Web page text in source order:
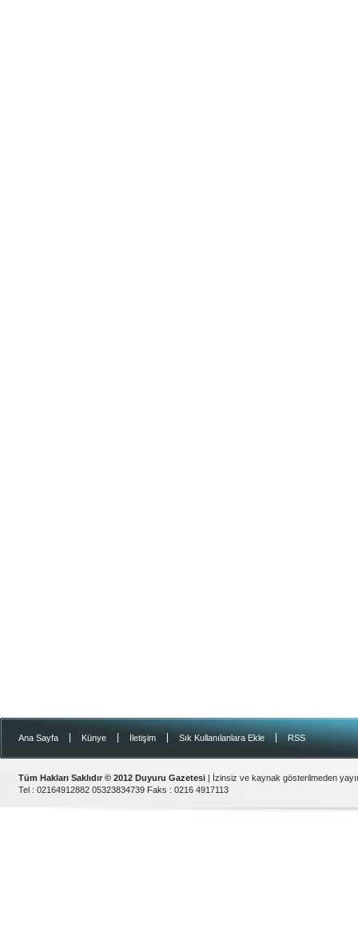
Ana Sayfa Künye İletişim Sık Kullanılanlara Ekle | RSS
Tüm Hakları Saklıdır © 2012 Duyuru Gazetesi | İzinsiz ve kaynak gösterilmeden
Tel : 02164912882 05323834739 Faks : 0216 4917113